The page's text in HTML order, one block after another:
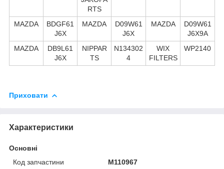
RTS
MAZDA
BDGF61
J6X
MAZDA
D09W61
J6X
MAZDA
D09W61
J6X9A
MAZDA
DB9L61
J6X
NIPPAR
TS
N134302
4
WIX
FILTERS
WP2140
Приховати
Характеристики
Основні
Код запчастини
M110967